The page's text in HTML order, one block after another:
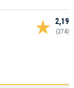
2,19
(274)